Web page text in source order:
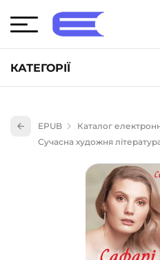
КАТЕГОРІЇ
Книги для дітей (835)
Науково-популярна
Навчальна література та
Енциклопедії, довідники,
Подарункові сертифікати
EPUB
Каталог
Сучасна художня